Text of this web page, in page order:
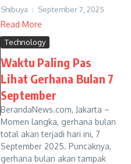
Shibuya September 7, 2025
Read More
Technology
Waktu Paling Pas
Lihat Gerhana Bulan 7
September
BerandaNews.com, Jakarta –
Momen langka, gerhana bulan
total akan terjadi hari ini, 7
September 2025. Puncaknya,
gerhana bulan akan tampak